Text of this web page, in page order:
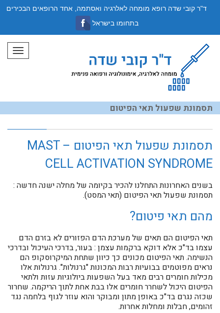
תפריט
תסמונת שפעול תאי הפיטום
תסמונת שפעול תאי הפיטום – MAST
CELL ACTIVATION SYNDROME
בשנים האחרונות התחלנו להכיר בקיומה של מחלה ישנה חדשה :
תסמונת שפעול תאי הפיטום (תאי המסט).
מהם תאי פיטום?
תאי הפיטום הם תאים של מערכת הדם הפזורים לא בזרם הדם
עצמו בד"כ אלא דוקא ברקמות עצמן : בעור, בדרכי העיכול ובדרכי
הנשימה. תאי הפיטום מכונים כך כיוון שתחת המיקרוסקופ הם
נראים מפוטמים בבועיות רבות המכונות "גרנולות". גרנולות אלו
מכילות חומרים רבים מאד בעל השפעות ביולוגיות עזות ולתאי
הפיטום היכול לשחרר חומרים אלו בבת אחת לתוך הריקמה. שחרור
שכזה נגרם בד"כ באופן מתון ומבוקר והוא עוזר לגוף בלחמה נגד
זהומים, חבלות ומחלות אחרות.
ד"ר קובי שדה רופא מומחה לאלרגיה ואסתמה, אחד הרופאים הבכירים
בתחומו בישראל